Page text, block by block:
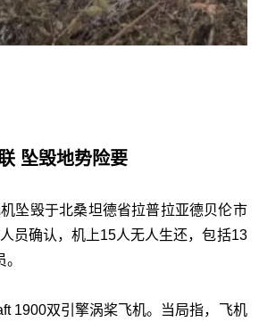
坠毁地势险要
坠毁于北桑坦德省拉普拉亚德贝伦市
员确认，机上15人无人生还，包括13
1900双引擎涡桨飞机。当局指，飞机